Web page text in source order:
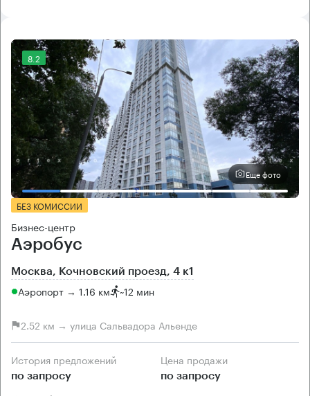
8.2
Еще фото
БЕЗ КОМИССИИ
Бизнес-центр
Аэробус
Москва, Кочновский проезд, 4 к1
Аэропорт → 1.16 км ~12 мин
2.52 км → улица Сальвадора Альенде
История предложений
по запросу
Цена продажи
по запросу